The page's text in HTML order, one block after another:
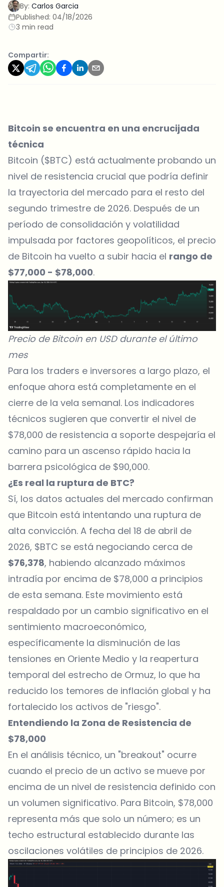
By: Carlos Garcia
Published: 04/18/2026
3 min read
Compartir:
Bitcoin se encuentra en una encrucijada
técnica
Bitcoin ($BTC) está actualmente probando un
nivel de resistencia crucial que podría definir
la trayectoria del mercado para el resto del
segundo trimestre de 2026. Después de un
período de consolidación y volatilidad
impulsada por factores geopolíticos, el precio
de Bitcoin ha vuelto a subir hacia el rango de
$77,000 - $78,000.
Precio de Bitcoin en USD durante el último
mes
Para los traders e inversores a largo plazo, el
enfoque ahora está completamente en el
cierre de la vela semanal. Los indicadores
técnicos sugieren que convertir el nivel de
$78,000 de resistencia a soporte despejaría el
camino para un ascenso rápido hacia la
barrera psicológica de $90,000.
¿Es real la ruptura de BTC?
Sí, los datos actuales del mercado confirman
que Bitcoin está intentando una ruptura de
alta convicción. A fecha del 18 de abril de
2026, $BTC se está negociando cerca de
$76,378, habiendo alcanzado máximos
intradía por encima de $78,000 a principios
de esta semana. Este movimiento está
respaldado por un cambio significativo en el
sentimiento macroeconómico,
específicamente la disminución de las
tensiones en Oriente Medio y la reapertura
temporal del estrecho de Ormuz, lo que ha
reducido los temores de inflación global y ha
fortalecido los activos de "riesgo".
Entendiendo la Zona de Resistencia de
$78,000
En el análisis técnico, un "breakout" ocurre
cuando el precio de un activo se mueve por
encima de un nivel de resistencia definido con
un volumen significativo. Para Bitcoin, $78,000
representa más que solo un número; es un
techo estructural establecido durante las
oscilaciones volátiles de principios de 2026.